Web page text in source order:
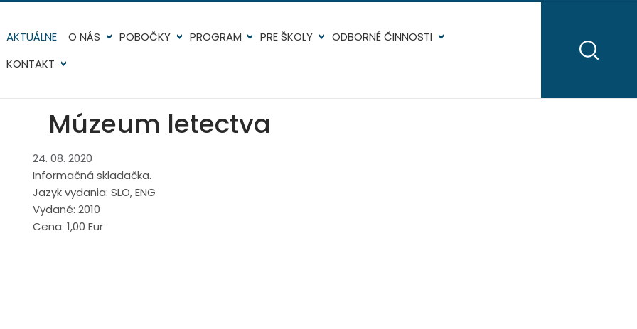
AKTUÁLNE O NÁS POBOČKY PROGRAM PRE ŠKOLY
ODBORNÉ ČINNOSTI
KONTAKT
Múzeum letectva
24. 08. 2020
Informačná skladačka.
Jazyk vydania: SLO, ENG
Vydané: 2010
Cena: 1,00 Eur